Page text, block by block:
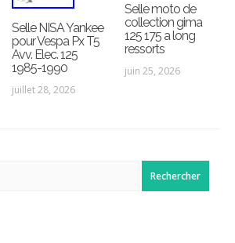
Selle NISA Yankee
pour Vespa Px T5
Avv. Elec. 125
1985-1990
juillet 28, 2026
Selle moto de
collection gima
125 175 a long
ressorts
juin 25, 2026